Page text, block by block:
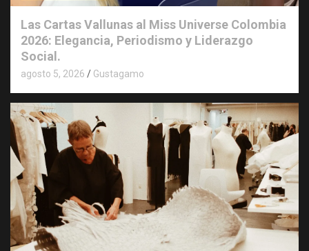
Las Cartas Vallunas al Miss Universe Colombia
2026: Elegancia, Periodismo y Liderazgo
Social.
agosto 5, 2026 Gustagamo